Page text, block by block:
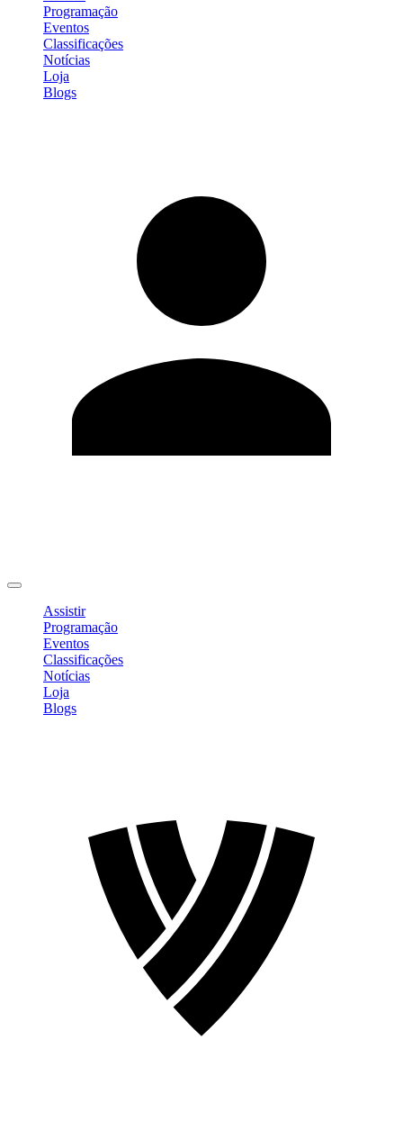
Programação
Eventos
Classificações
Notícias
Loja
Blogs
Assistir
Programação
Eventos
Classificações
Notícias
Loja
Blogs